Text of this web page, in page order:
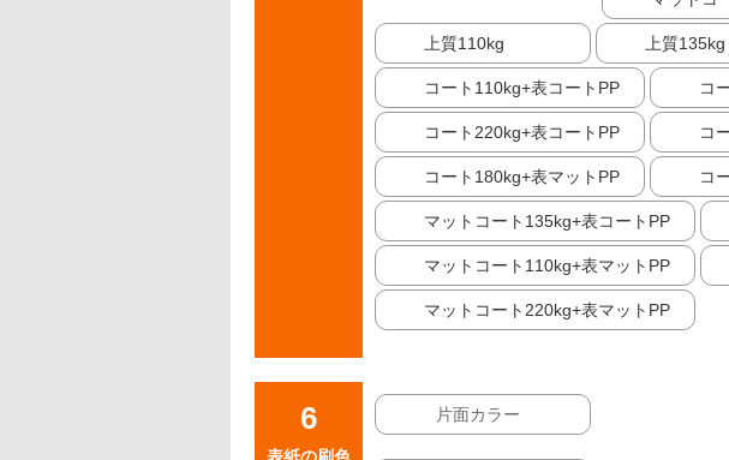
上質110kg 上質135kg
コート110kg+表コートPP コ
コート220kg+表コートPP コ
コート180kg+表マットPP コ
マットコート135kg+表コートPP
マットコート110kg+表マットPP
マットコート220kg+表マットPP
片面カラー